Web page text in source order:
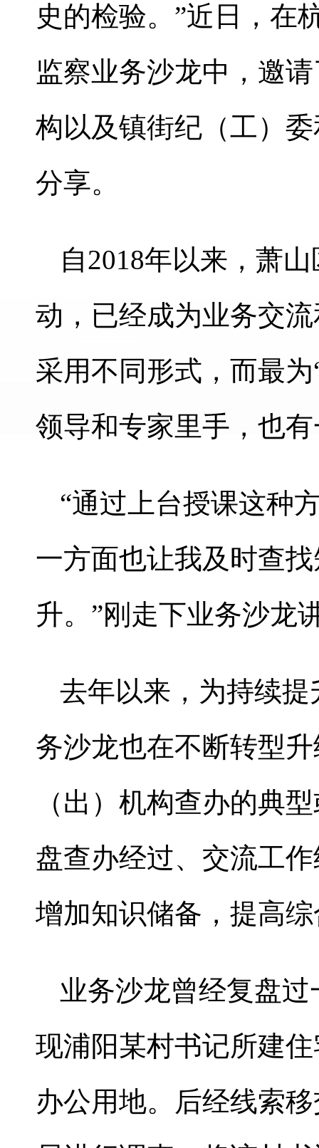
史的检验。”近日，在
监察业务沙龙中，邀
构以及镇街纪（工）
分享。
自2018年以来，萧
动，已经成为业务交
采用不同形式，而最
领导和专家里手，也
“通过上台授课这种
一方面也让我及时查
升。”刚走下业务沙龙
去年以来，为持续
务沙龙也在不断转型
（出）机构查办的典
盘查办经过、交流工
增加知识储备，提高
业务沙龙曾经复盘
现浦阳某村书记所建
办公用地。后经线索